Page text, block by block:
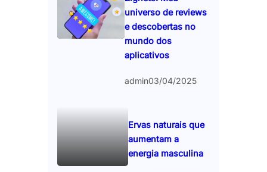
universo de reviews
e descobertas no
mundo dos
aplicativos
admin03/04/2025
Ervas naturais que
aumentam a
energia masculina